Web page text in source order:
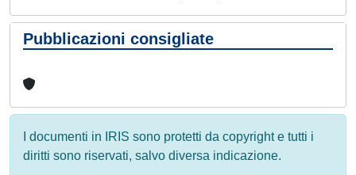
Pubblicazioni consigliate
I documenti in IRIS sono protetti da copyright e tutti i
diritti sono riservati, salvo diversa indicazione.